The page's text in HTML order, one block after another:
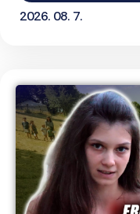
2026. 08. 7.